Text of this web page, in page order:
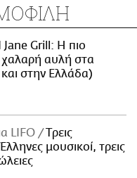
Grill: Η πιο
χαλαρή αυλή στα
στην Ελλάδα)
LIFO
Tρεις
μουσικοί, τρεις